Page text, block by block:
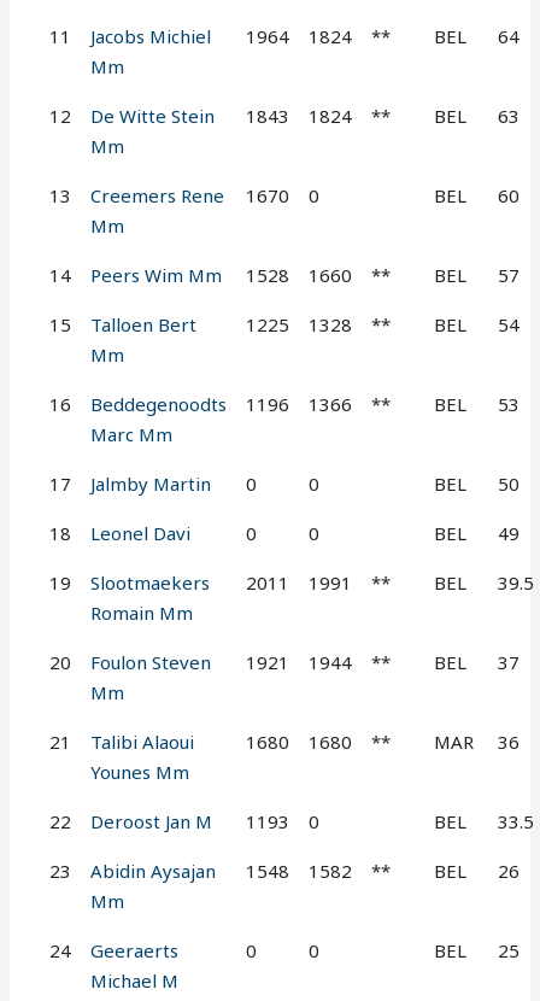
11
Jacobs Michiel
Mm
1964 1824 ** BEL 64
12
De Witte Stein
Mm
1843 1824 ** BEL 63
13
Creemers Rene
Mm
1670 0 BEL 60
14 Peers Wim Mm 1528 1660 ** BEL 57
15
Talloen Bert
Mm
1225 1328 ** BEL 54
16
Beddegenoodts
Marc Mm
1196 1366 ** BEL 53
17 Jalmby Martin 0 0 BEL 50
18 Leonel Davi 0 0 BEL 49
19
Slootmaekers
Romain Mm
2011 1991 ** BEL 39.5
20
Foulon Steven
Mm
1921 1944 ** BEL 37
21
Talibi Alaoui
Younes Mm
1680 1680 ** MAR 36
22 Deroost Jan M 1193 0 BEL 33.5
23
Abidin Aysajan
Mm
1548 1582 ** BEL 26
24
Geeraerts
Michael M
0 0 BEL 25